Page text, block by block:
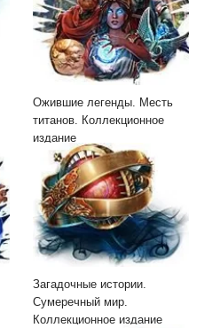
Ожившие легенды. Месть
титанов. Коллекционное
издание
Загадочные истории.
Сумеречный мир.
Коллекционное издание